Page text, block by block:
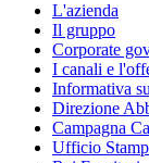
L'azienda
Il gruppo
Corporate
I canali e
Informativa
Direzione
Campagna
Ufficio